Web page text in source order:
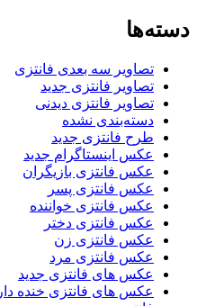
دسته‌ها
تصاویر سه بعدی فانتزی
تصاویر فانتزی جدید
تصاویر فانتزی دیدنی
دسته‌بندی نشده
طرح فانتزی جدید
عکس اینستاگرام جدید
عکس فانتزی بازیگران
عکس فانتزی پسر
عکس فانتزی خواننده
عکس فانتزی دختر
عکس فانتزی زن
عکس فانتزی مرد
عکس های فانتزی جدید
عکس های فانتزی خنده دار